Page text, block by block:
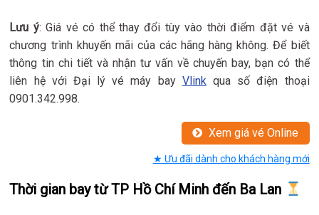
Lưu ý: Giá vé có thể thay đổi tùy vào thời điểm đặt vé và
chương trình khuyến mãi của các hãng hàng không. Để biết
thông tin chi tiết và nhận tư vấn về chuyến bay, bạn có thể
liên hệ với Đại lý vé máy bay Vlinkqua số điện thoại
0901.342.998.
Xem giá vé Online
★ Ưu đãi dành cho khách hàng mới
Thời gian bay từ TP Hồ Chí Minh đến Ba Lan